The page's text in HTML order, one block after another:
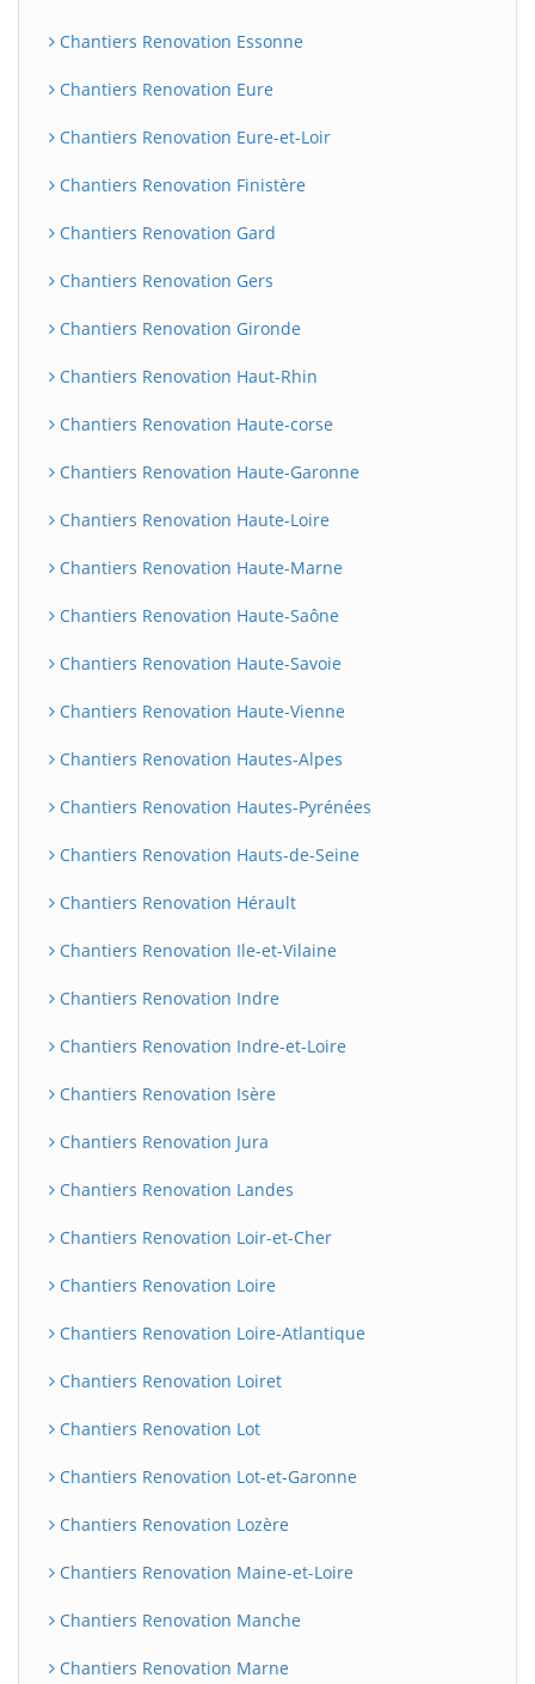
Chantiers Renovation Essonne
Chantiers Renovation Eure
Chantiers Renovation Eure-et-Loir
Chantiers Renovation Finistère
Chantiers Renovation Gard
Chantiers Renovation Gers
Chantiers Renovation Gironde
Chantiers Renovation Haut-Rhin
Chantiers Renovation Haute-corse
Chantiers Renovation Haute-Garonne
Chantiers Renovation Haute-Loire
Chantiers Renovation Haute-Marne
Chantiers Renovation Haute-Saône
Chantiers Renovation Haute-Savoie
Chantiers Renovation Haute-Vienne
Chantiers Renovation Hautes-Alpes
Chantiers Renovation Hautes-Pyrénées
Chantiers Renovation Hauts-de-Seine
Chantiers Renovation Hérault
Chantiers Renovation Ile-et-Vilaine
Chantiers Renovation Indre
Chantiers Renovation Indre-et-Loire
Chantiers Renovation Isère
Chantiers Renovation Jura
Chantiers Renovation Landes
Chantiers Renovation Loir-et-Cher
Chantiers Renovation Loire
Chantiers Renovation Loire-Atlantique
Chantiers Renovation Loiret
Chantiers Renovation Lot
Chantiers Renovation Lot-et-Garonne
Chantiers Renovation Lozère
Chantiers Renovation Maine-et-Loire
Chantiers Renovation Manche
Chantiers Renovation Marne